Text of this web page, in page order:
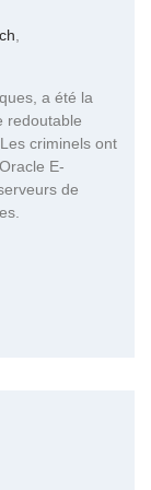
,
a été la
redoutable
criminels ont
E-
de